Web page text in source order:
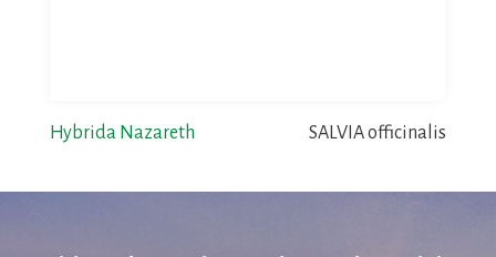
Hybrida Nazareth SALVIA officinalis